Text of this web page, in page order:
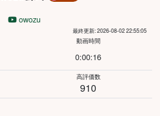
owozu
最終更新: 2026-08-02 22:55:05
動画時間
0:00:16
高評価数
910